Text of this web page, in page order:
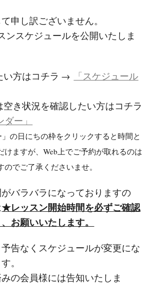
申し訳ございません。
ンスケジュールを公開いたしま
い方はコチラ →
「スケジュール
き状況を確認したい方はコチラ
ダー」
」の日にちの枠をクリックすると時間と
けますが、Web上でご予約が取れるのは
でご了承くださいませ。
バラバラになっておりますの
★レッスン開始時間を必ずご確認
お願いいたします。
告なくスケジュールが変更にな
。
みの会員様には告知いたしま